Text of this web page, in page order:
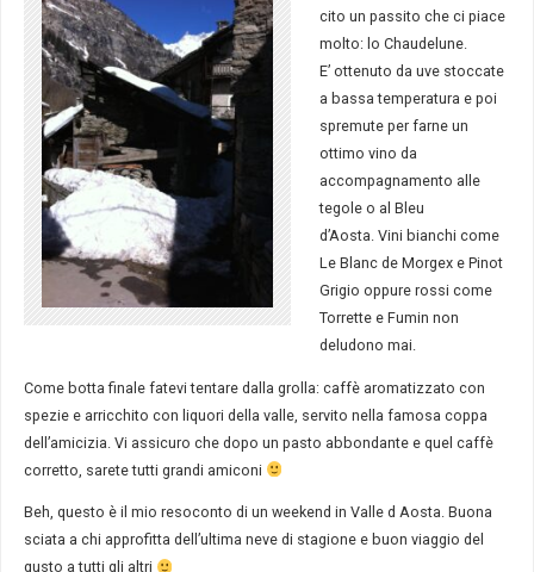
cito un passito che ci piace
molto: lo Chaudelune.
E’ ottenuto da uve stoccate
a bassa temperatura e poi
spremute per farne un
ottimo vino da
accompagnamento alle
tegole o al Bleu
d’Aosta. Vini bianchi come
Le Blanc de Morgex e Pinot
Grigio oppure rossi come
Torrette e Fumin non
deludono mai.
Come botta finale fatevi tentare dalla grolla: caffè aromatizzato con
spezie e arricchito con liquori della valle, servito nella famosa coppa
dell’amicizia. Vi assicuro che dopo un pasto abbondante e quel caffè
corretto, sarete tutti grandi amiconi
Beh, questo è il mio resoconto di un weekend in Valle d Aosta. Buona
sciata a chi approfitta dell’ultima neve di stagione e buon viaggio del
gusto a tutti gli altri